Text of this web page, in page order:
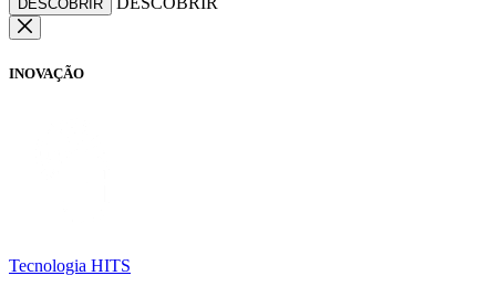
DESCOBRIR
INOVAÇÃO
Tecnologia HITS